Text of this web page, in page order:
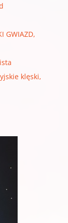
GWIAZD,
klęski,